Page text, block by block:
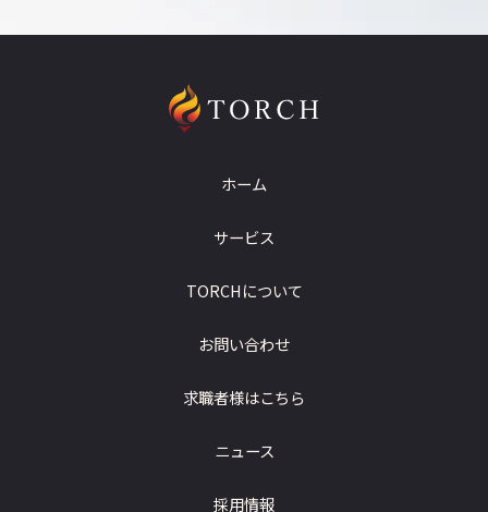
ホーム
サービス
TORCHについて
お問い合わせ
求職者様はこちら
ニュース
採用情報